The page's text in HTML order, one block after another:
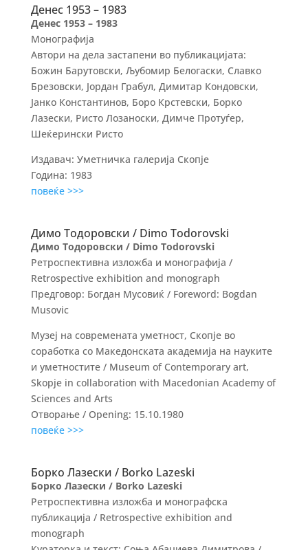
Денес 1953 – 1983
Денес 1953 – 1983
Монографија
Автори на дела застапени во публикацијата:
Божин Барутовски, Љубомир Белогаски, Славко
Брезовски, Јордан Грабул, Димитар Кондовски,
Јанко Константинов, Боро Крстевски, Борко
Лазески, Ристо Лозаноски, Димче Протуѓер,
Шеќерински Ристо
Издавач: Уметничка галерија Скопје
Година: 1983
повеќе >>>
Димо Тодоровски / Dimo Todorovski
Димо Тодоровски / Dimo Todorovski
Ретроспективна изложба и монографија /
Retrospective exhibition and monograph
Предговор: Богдан Мусовиќ / Foreword: Bogdan
Musovic
Музеј на современата уметност, Скопје во
соработка со Македонската академија на науките
и уметностите / Museum of Contemporary art,
Skopje in collaboration with Macedonian Academy of
Sciences and Arts
Отворање / Opening: 15.10.1980
повеќе >>>
Борко Лазески / Borko Lazeski
Борко Лазески / Borko Lazeski
Ретроспективна изложба и монографска
публикација / Retrospective exhibition and
monograph